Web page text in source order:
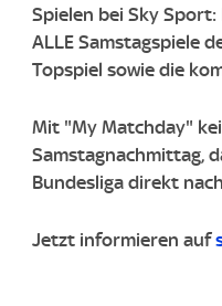
Spielen bei Sky
ALLE Samstagspiele
Topspiel sowie die
Mit "My Matchday"
Samstagnachmittag,
Bundesliga direkt
Jetzt informieren auf